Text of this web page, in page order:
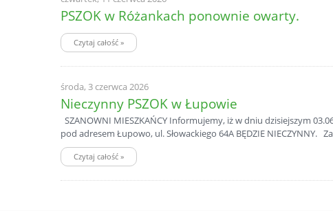
PSZOK w Różankach ponownie owarty.
Czytaj całość »
środa, 3 czerwca 2026
Nieczynny PSZOK w Łupowie
SZANOWNI MIESZKAŃCY Informujemy, iż w dniu dzisiejszym
pod adresem Łupowo, ul. Słowackiego 64A BĘDZIE NIECZYNNY.
Czytaj całość »